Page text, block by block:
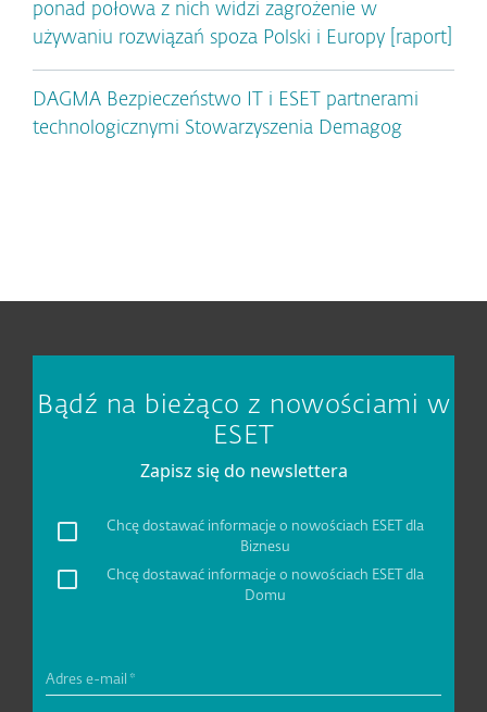
ponad połowa z nich widzi zagrożenie w
używaniu rozwiązań spoza Polski i Europy [raport]
DAGMA Bezpieczeństwo IT i ESET partnerami
technologicznymi Stowarzyszenia Demagog